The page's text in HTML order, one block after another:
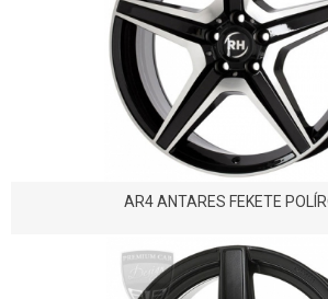
AR4 ANTARES FEKETE